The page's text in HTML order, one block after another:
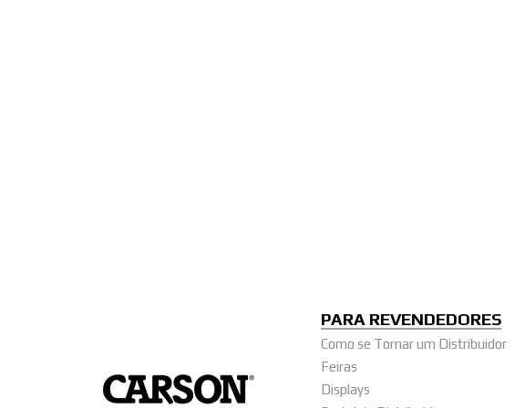
PARA REVENDEDORES
Como se Tornar um Distribuidor
Feiras
Displays